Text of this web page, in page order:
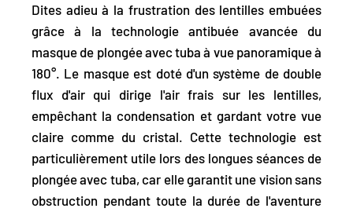
Dites adieu à la frustration des lentilles embuées
grâce à la technologie antibuée avancée du
masque de plongée avec tuba à vue panoramique à
180°. Le masque est doté d'un système de double
flux d'air qui dirige l'air frais sur les lentilles,
empêchant la condensation et gardant votre vue
claire comme du cristal. Cette technologie est
particulièrement utile lors des longues séances de
plongée avec tuba, car elle garantit une vision sans
obstruction pendant toute la durée de l'aventure